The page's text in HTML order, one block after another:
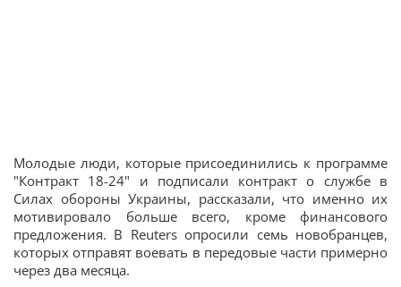
Молодые люди, которые присоединились к программе
"Контракт 18-24" и подписали контракт о службе в
Силах обороны Украины, рассказали, что именно их
мотивировало больше всего, кроме финансового
предложения. В Reuters опросили семь новобранцев,
которых отправят воевать в передовые части примерно
через два месяца.